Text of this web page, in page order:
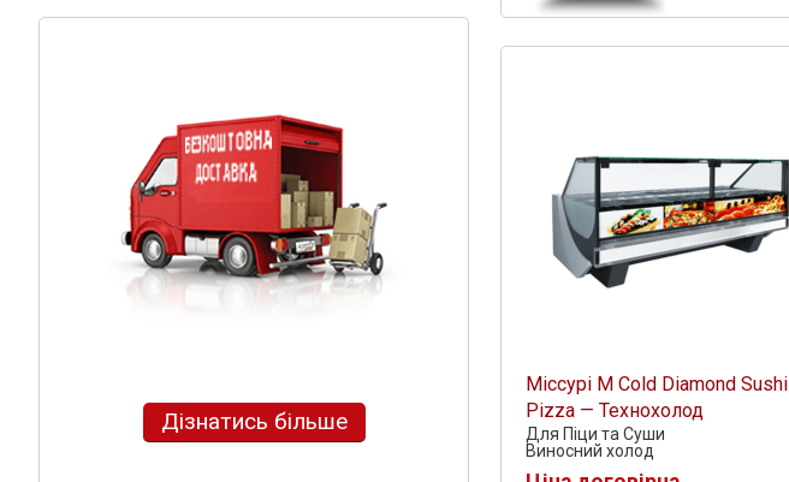
Дізнатись більше Дізнатись більше
Міссурі М Cold Diamond Sushi
Pizza — Технохолод
Для Піци та Суши
Виносний холод